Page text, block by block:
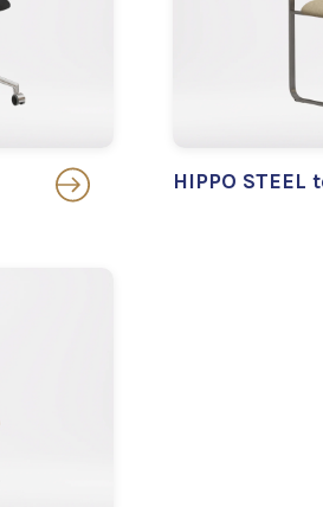
HIPPO STEEL